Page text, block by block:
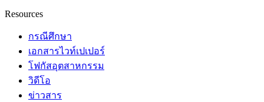
Resources
กรณีศึกษา
เอกสารไวท์เปเปอร์
โฟกัสอุตสาหกรรม
วิดีโอ
ข่าวสาร